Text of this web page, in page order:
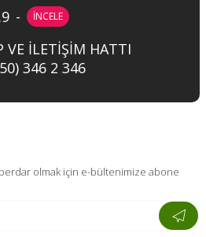
- İNCELE
VE İLETİŞİM HATTI
346 2 346
olmak için e-bültenimize abone